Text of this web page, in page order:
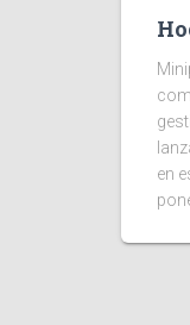
en